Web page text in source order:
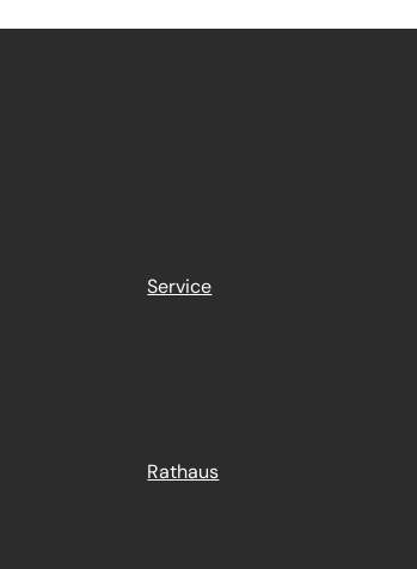
Service
Rathaus